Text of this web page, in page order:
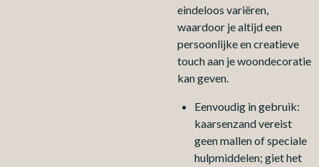
eindeloos variëren,
waardoor je altijd een
persoonlijke en creatieve
touch aan je woondecoratie
kan geven.
Eenvoudig in gebruik:
kaarsenzand vereist
geen mallen of speciale
hulpmiddelen; giet het